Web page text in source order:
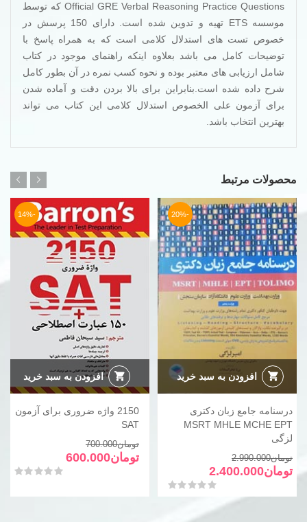
Official GRE Verbal Reasoning Practice Questions که توسط
موسسه ETS تهیه و تدوین شده است. دارای 150 پرسش در
خصوص تست های استدلال کلامی است که به همراه پاسخ با
توضیحات کامل می باشد بعلاوه اینکه راهنمای موجود در کتاب
شامل ارزیابی های معتبر بوده و نحوه کسب نمره در آن بطور کامل
شرح داده شده است.بنابراین برای بالا بردن دقت و آماده شدن
برای آزمون علی الخصوص استدلال کلامی این کتاب می تواند
بهترین انتخاب باشد.
محصولات مرتبط
-20%
افزودن به سبد خرید
درسنامه جامع زبان دکتری
MSRT MHLE MCHE EPT
لزگی
تومان2.990.000قیمت
اصلی
تومان2.990.000
بود.
تومان2.400.000
قیمت
فعلی
تومان2.400.000
است.
امتیاز0از 5
-14%
افزودن به سبد خرید
2150 واژه ضروری برای آزمون
SAT
تومان700.000قیمت
اصلی
تومان700.000
تومان600.000
قیمت
فعلی
تومان600.000
امتیاز0از 5